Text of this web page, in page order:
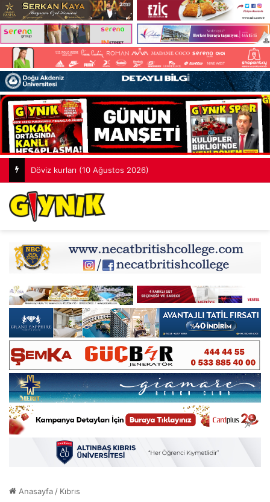
Döviz kurları (10 Ağustos 2026)
Anasayfa/ Kıbrıs